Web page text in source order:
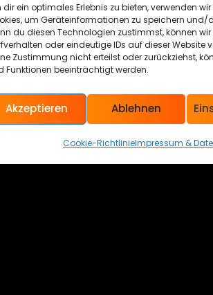
dir ein optimales Erlebnis zu bieten, verwenden
um Geräteinformationen zu speichern und/
du diesen Technologien zustimmst, können
oder eindeutige IDs auf dieser Website
Zustimmung nicht erteilst oder zurückziehst,
Funktionen beeinträchtigt werden.
Akzeptieren Ablehnen
Cookie-RichtlinieImpressum &